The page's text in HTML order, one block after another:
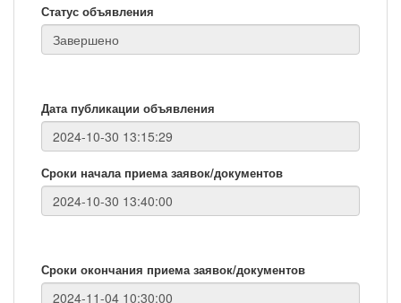
Статус объявления
Дата публикации объявления
Сроки начала приема заявок/документов
Сроки окончания приема заявок/документов